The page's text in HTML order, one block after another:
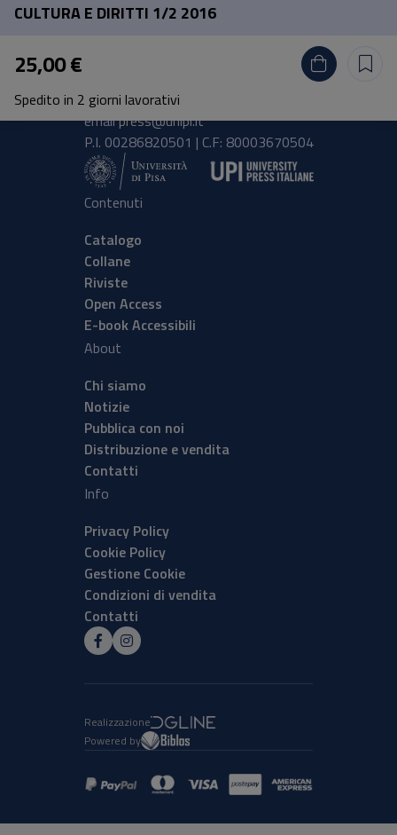
CULTURA E DIRITTI 1/2 2016
25,00 €
Spedito in 2 giorni lavorativi
Pisa University Press
Lungarno Pacinotti 43/44 56126 Pisa
tel.+39 050 2212056
emailpress@unipi.it
P.I. 00286820501 | C.F: 80003670504
Contenuti
Catalogo
Collane
Riviste
Open Access
E-book Accessibili
About
Chi siamo
Notizie
Pubblica con noi
Distribuzione e vendita
Contatti
Info
Privacy Policy
Cookie Policy
Gestione Cookie
Condizioni di vendita
Contatti
Realizzazione
Powered by